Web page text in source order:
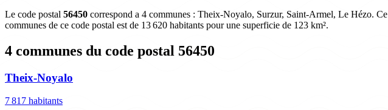
Le code postal 56450 correspond a 4 communes : Theix-Noyalo, Surzur, Saint-Armel, Le Hézo.
communes de ce code postal est de 13 620 habitants pour une superficie de 123 km².
4 communes du code postal 56450
Theix-Noyalo
7 817 habitants